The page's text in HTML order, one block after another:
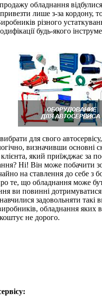
обладнання
лише з-за кордону,
різного
будь-якого
для свого
визначивши основні
який приїжджає за
Ні! Він може побачити
на ставлення до себе з
те, що обладнання може
ви повинні
задовольняти
обладнання яких
не дорого.